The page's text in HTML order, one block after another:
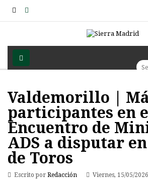
Valdemorillo |
participantes en
Encuentro de
ADS a disputar
de Toros
Escrito por Redacción Viernes, 15/05/2026